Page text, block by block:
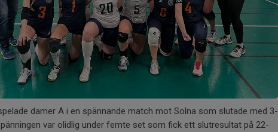
damer A i en spännande match mot Solna som slutade med 3-
var olidlig under femte set som fick ett slutresultat på 22-